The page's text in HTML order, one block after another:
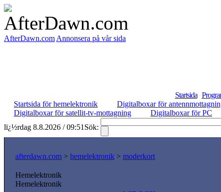
AfterDawn.com Annonsera på vår sida
Startsida
Startsida för hemelektronik
Digitalboxar för
Digitalboxar för satellit-tv-mottagning
Digitalboxar för PC
lï¿½rdag 8.8.2026 / 09:51 Sök:
afterdawn.com > hemelektronik > moderkort
Hemelektronik
Hemelektronik